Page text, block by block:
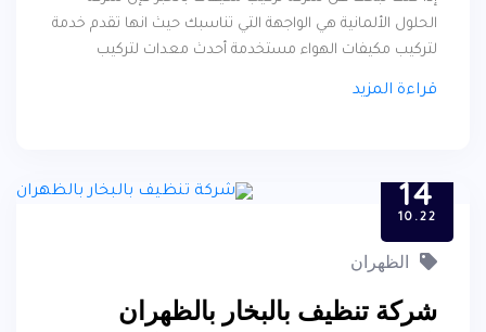
الحلول الألمانية هي الواجهة التي تناسبك حيث انها تقدم خدمة
لتركيب مكيفات الهواء مستخدمة أحدث معدات لتركيب
التركيب للمكيفات بطريقة مثالية , حيث أن الشركة تقوم بتنفيذ
التوصيات الخاصة بتركيب المكيفات واختيار المكان المناسب
قراءة المزيد
14
10.22
الظهران
شركة تنظيف بالبخار بالظهران